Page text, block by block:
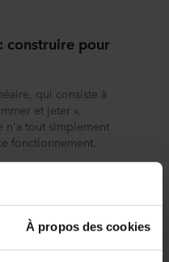
À propos des cookies
construire pour
qui consiste à
et jeter »,
n'a tout simplement
fonctionnement.